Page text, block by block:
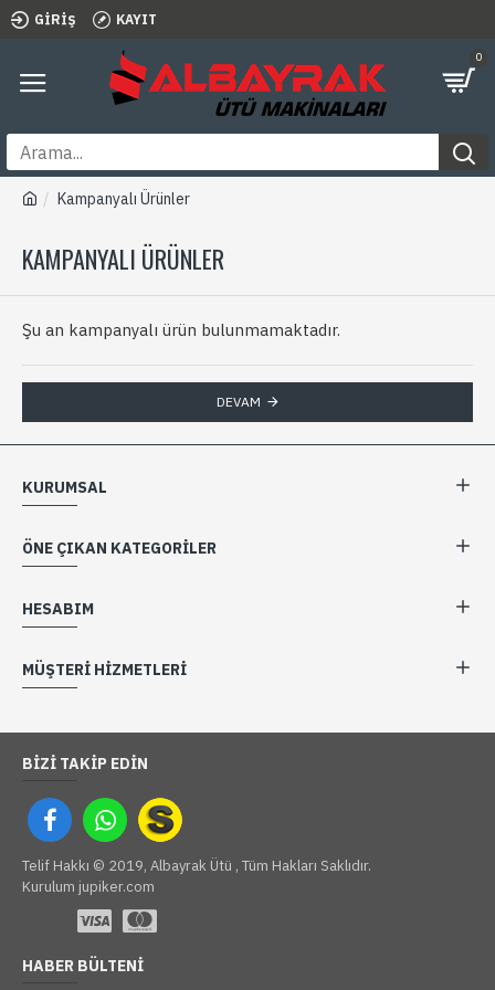
GIRIŞ KAYIT
0
Kampanyalı Ürünler
KAMPANYALI ÜRÜNLER
Şu an kampanyalı ürün bulunmamaktadır.
DEVAM
KURUMSAL
ÖNE ÇIKAN KATEGORILER
HESABIM
MÜŞTERI HIZMETLERI
BIZI TAKIP EDIN
Telif Hakkı © 2019, Albayrak Ütü , Tüm Hakları Saklıdır.
Kurulum jupiker.com
HABER BÜLTENI